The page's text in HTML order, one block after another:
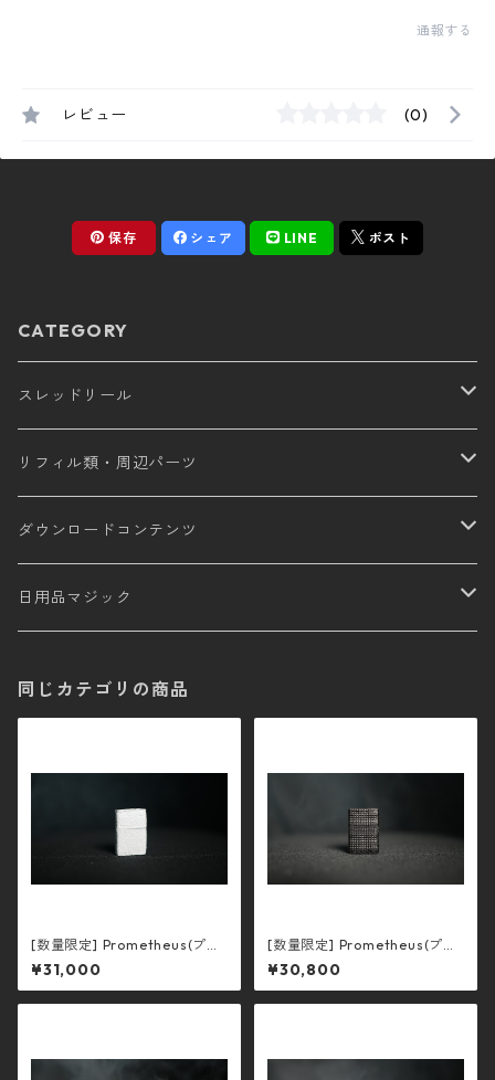
通報する
レビュー (0)
保存 シェア LINE ポスト
CATEGORY
スレッドリール
CUMULUS
CUMULUS本体
Cirrus
Cirrus本体
CLOUD
リフィル類・周辺パーツ
CUMULUS関連
Cirrus関連
PENTA関連
ダウンロードコンテンツ
スレッドマジック
日用品マジック
同じカテゴリの商品
[数量限定] Prometheus(プロ
メテウス) -ホワイトリザード-
¥31,000
[数量限定] Prometheus(プロ
メテウス) -グリッド-
¥30,800